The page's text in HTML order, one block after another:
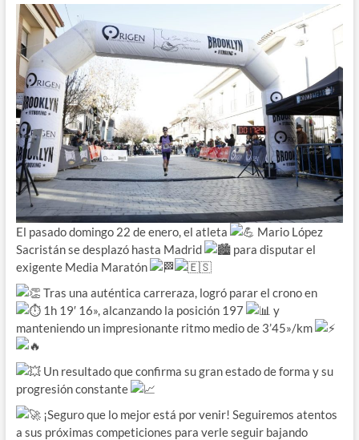
El pasado domingo 22 de enero, el atleta
Mario López
Sacristán se desplazó hasta Madrid
para disputar el
exigente Media Maratón
Tras una auténtica carreraza, logró parar el crono en
1h 19′ 16», alcanzando la posición 197
y
manteniendo un impresionante ritmo medio de 3’45»/km
Un resultado que confirma su gran estado de forma y su
progresión constante
¡Seguro que lo mejor está por venir! Seguiremos atentos
a sus próximas competiciones para verle seguir bajando